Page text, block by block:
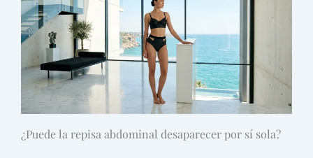
¿Puede la repisa abdominal desaparecer por sí sola?